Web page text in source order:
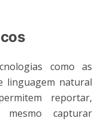
como as
linguagem natural
reportar,
capturar